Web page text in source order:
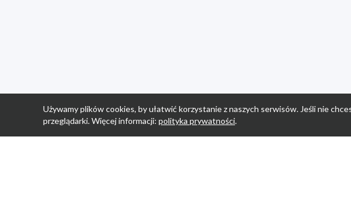
Używamy plików cookies, by ułatwić korzystanie z naszych serwisów. Jeśli nie
przeglądarki. Więcej informacji: polityka prywatności.